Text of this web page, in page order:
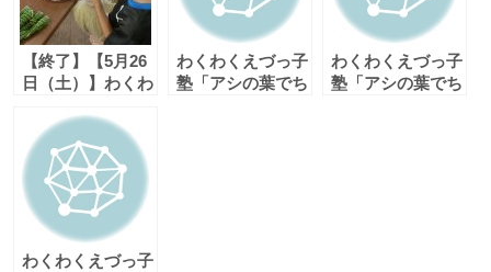
【終了】【5月26
日（土）】わくわ
シの葉でちまきづ
くり」
わくわくえづっ子
塾「アシの葉でち
わくわくえづっ子
塾「アシの葉でち
わくわくえづっ子